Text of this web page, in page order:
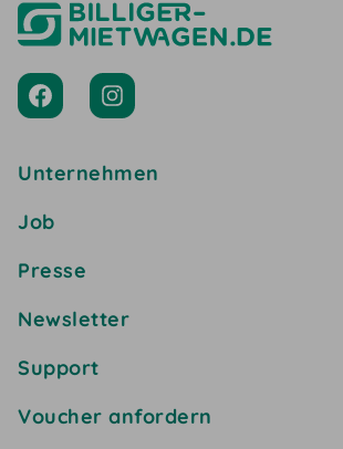
Unternehmen
Job
Presse
Newsletter
Support
Voucher anfordern